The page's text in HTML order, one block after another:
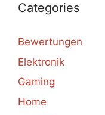
Categories
Bewertungen
Elektronik
Gaming
Home